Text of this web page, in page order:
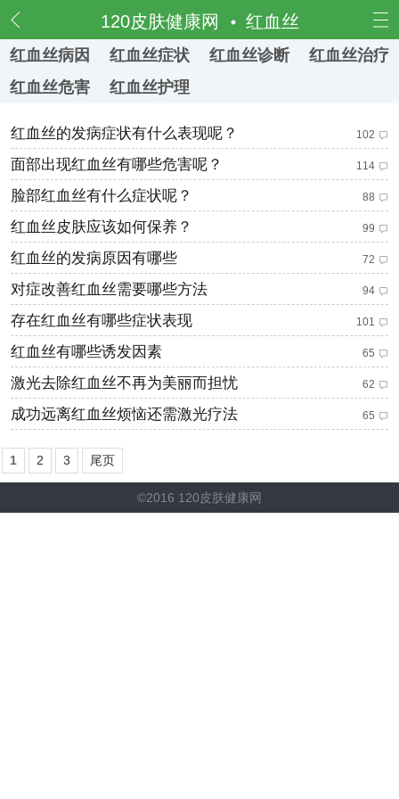
120皮肤健康网 红血丝
红血丝病因 红血丝症状 红血丝诊断
红血丝治疗
红血丝危害
红血丝护理
红血丝的发病症状有什么表现呢？ 102
面部出现红血丝有哪些危害呢？ 114
脸部红血丝有什么症状呢？ 88
红血丝皮肤应该如何保养？ 99
红血丝的发病原因有哪些 72
对症改善红血丝需要哪些方法 94
存在红血丝有哪些症状表现 101
红血丝有哪些诱发因素 65
激光去除红血丝不再为美丽而担忧 62
成功远离红血丝烦恼还需激光疗法 65
1 2 3 尾页
©2016 120皮肤健康网